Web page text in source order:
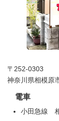
〒252-0303
神奈川県相模原
電車
小田急線